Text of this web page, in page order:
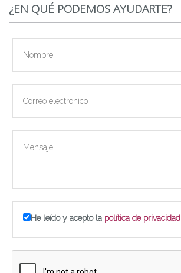
¿EN QUÉ PODEMOS AYUDARTE?
He leído y acepto la política de privacidad